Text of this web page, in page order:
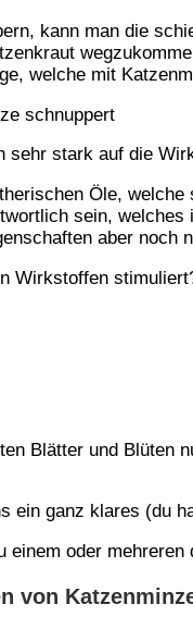
kann man die
welche mit
sehr stark auf die
Öle, welche
sein, welches
aber noch
Wirkstoffen
Blätter und Blüten
ein ganz klares (du
einem oder
von